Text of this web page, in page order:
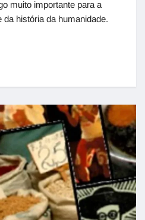
muito importante para a
história da humanidade.